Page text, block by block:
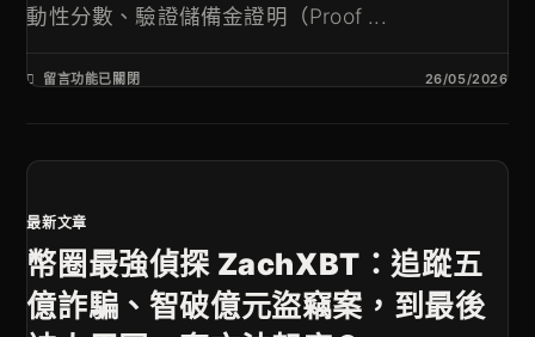
動性分數、驗證儲備金證明（Proof ...
留言功能已關閉 26/05/2026
最新文章
幣圈最強偵探 ZachXBT：追蹤五
億詐騙、智破億元盜竊案，到最後